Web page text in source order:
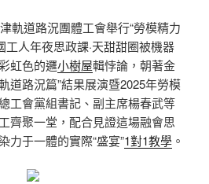
軌道路況團體工會舉行“勞模精力
人年夜思政課·天甜甜圈被機器
虹色的邏小樹屋輯悖論，朝著金
道路況篇”結果展演暨2025年勞模
工會黨組書記、副主席楊春武等
齊聚一堂，配合見證這場融會思
力于一體的實際“盛宴”1對1教學 。